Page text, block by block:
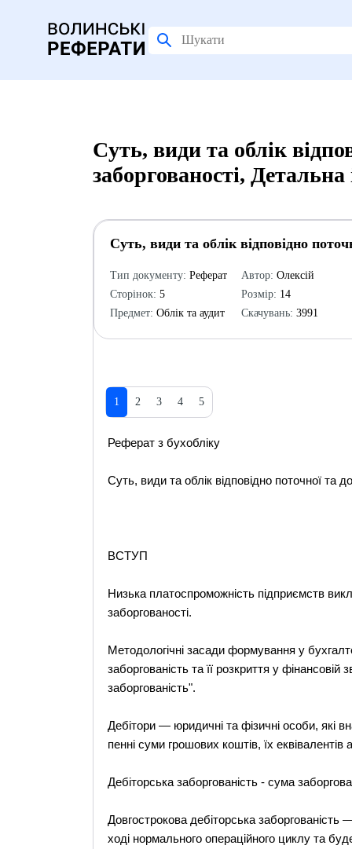
Cуть, види та облік
заборгованості,
Cуть, види та облік відповідно
Тип документу: Реферат
Сторінок: 5
Предмет: Облік та аудит
Автор: Олексій
Розмір: 14
Скачувань: 3991
1 2 3 4 5
Реферат з бухобліку
Cуть, види та облік відповідно поточної та
ВСТУП
Низька платоспроможність підприємств
заборгованості.
Методологічні засади формування у
заборгованість та її розкриття у
заборгованість".
Дебітори — юридичні та фізичні особи, які
пенні суми грошових коштів, їх еквівалентів
Дебіторська заборгованість - сума
Довгострокова дебіторська заборгованість
ході нормального операційного циклу та